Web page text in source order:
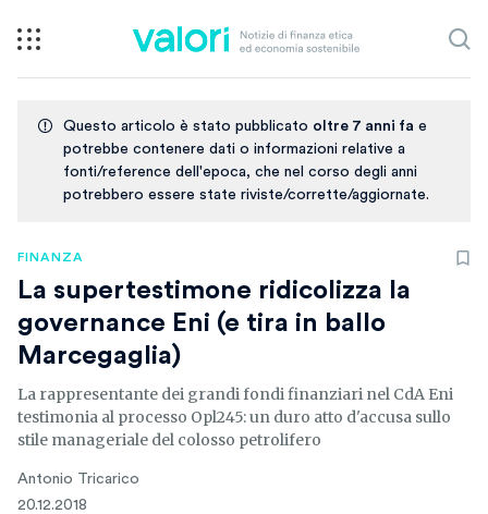
Questo articolo è stato pubblicato oltre 7 anni fa e
potrebbe contenere dati o informazioni relative a
fonti/reference dell'epoca, che nel corso degli anni
potrebbero essere state riviste/corrette/aggiornate.
FINANZA
La supertestimone ridicolizza la
governance Eni (e tira in ballo
Marcegaglia)
La rappresentante dei grandi fondi finanziari nel CdA Eni
testimonia al processo Opl245: un duro atto d'accusa sullo
stile manageriale del colosso petrolifero
Antonio Tricarico
20.12.2018